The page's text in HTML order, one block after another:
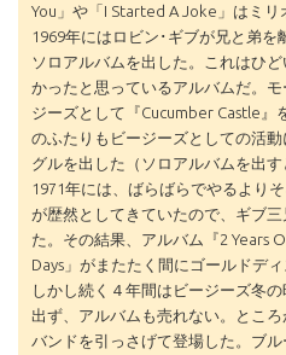
You」や「I Started A Joke」はミリ
1969年にはロビン･ギブが兄と弟を
ソロアルバムを出した。これはひ
かったと思っているアルバムだ。
ジーズとして『Cucumber Castle』
のふたりもビージーズとしての活
グルを出した（ソロアルバムを出す
1971年には、ばらばらでやるより
が歴然としてきていたので、ギブ三
た。その結果、アルバム『2 Years
Days」がまたたく間にゴールドディ
しかし続く４年間はビージーズ冬
出ず、アルバムも売れない。とこ
バンドを引っさげて登場した。ブ